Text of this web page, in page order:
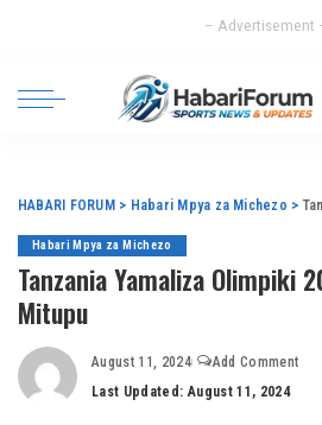
– Advertisement
HABARI FORUM > Habari Mpya za Michezo >
Habari Mpya za Michezo
Tanzania Yamaliza Olimpiki
Mitupu
August 11, 2024
Add Comment
Last Updated: August 11, 2024